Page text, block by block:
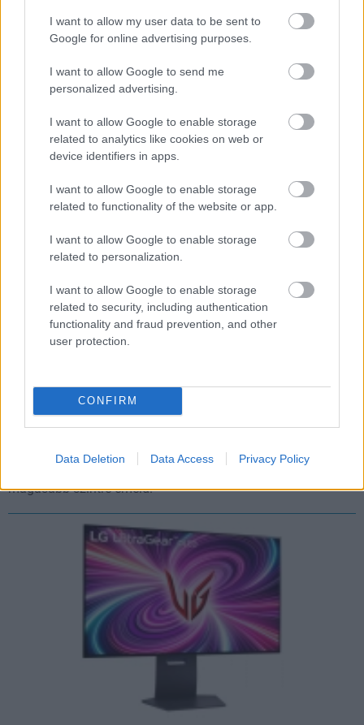
I want to allow my user data to be sent to
Google for online advertising purposes.
I want to allow Google to send me
personalized advertising.
I want to allow Google to enable storage
related to analytics like cookies on web or
device identifiers in apps.
I want to allow Google to enable storage
related to functionality of the website or app.
I want to allow Google to enable storage
related to personalization.
I want to allow Google to enable storage
related to security, including authentication
functionality and fraud prevention, and other
user protection.
CONFIRM
Data Deletion Data Access Privacy Policy
Brutális Mini LED kijelzőt kapott az ASUS új gamer
laptopja
Az ROG Strix G18 csúcsmodelljében RTX 5080 dolgozik.
szobádat a nyári szünetben
szünet pedig tökéletes alkalom arra, hogy ne csak a PC-det,
magasabb szintre emeld.